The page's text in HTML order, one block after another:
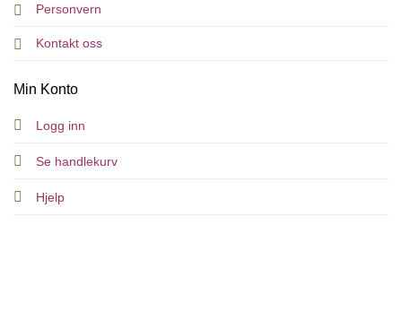
Personvern
Kontakt oss
Min Konto
Logg inn
Se handlekurv
Hjelp